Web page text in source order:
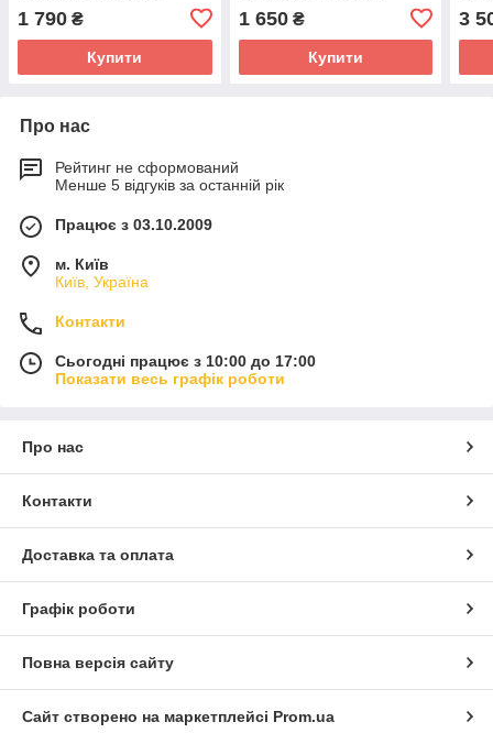
1 790 ₴
Купити
1 650₴
Купити
3
Про нас
Рейтинг не сформований
Менше 5 відгуків за останній рік
Працює з 03.10.2009
м. Київ
Київ, Україна
Контакти
Сьогодні працює з 10:00 до 17:00
Показати весь графік роботи
Про нас
Контакти
Доставка та оплата
Графік роботи
Повна версія сайту
Сайт створено на маркетплейсі Prom.ua